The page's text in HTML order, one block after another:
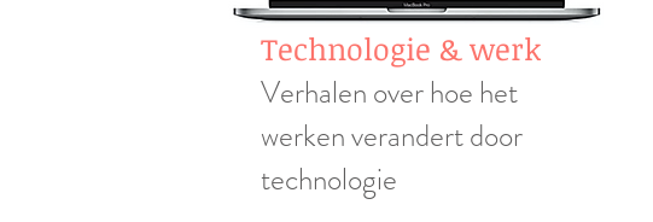
Technologie & werk
Verhalen over hoe het
werken verandert door
technologie